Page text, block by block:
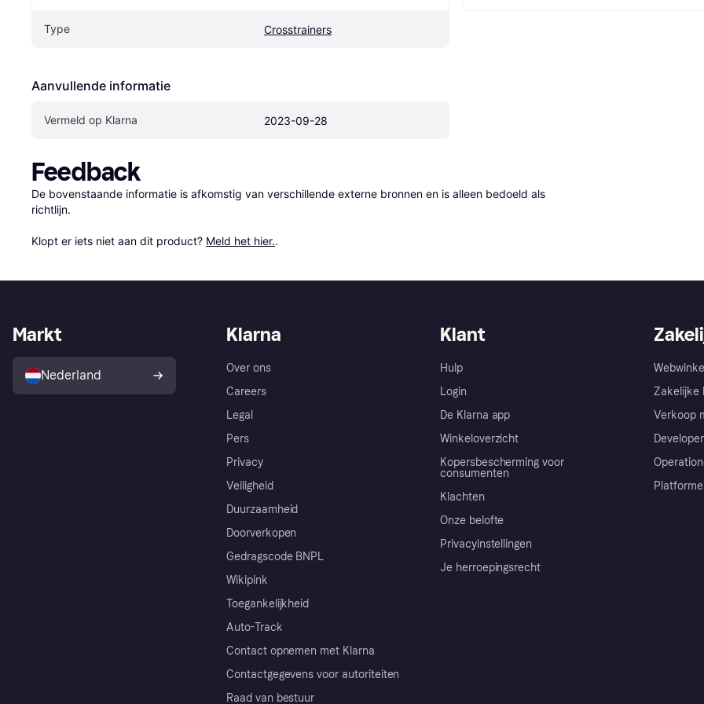
Type Crosstrainers
Aanvullende informatie
Vermeld op Klarna 2023-09-28
Feedback
De bovenstaande informatie is afkomstig van verschillende externe bronnen en is alleen bedoeld als
richtlijn.
Klopt er iets niet aan dit product? Meld het hier..
Klarna
Over ons
Careers
Legal
Pers
Privacy
Veiligheid
Duurzaamheid
Doorverkopen
Gedragscode BNPL
Wikipink
Toegankelijkheid
Auto-Track
Contact opnemen met Klarna
Contactgegevens voor autoriteiten
Raad van bestuur
Klant
Hulp
Login
De Klarna app
Winkeloverzicht
Kopersbescherming voor
consumenten
Klachten
Onze belofte
Privacyinstellingen
Je herroepingsrecht
Zakelijke
Verkoop
Markt
Nederland